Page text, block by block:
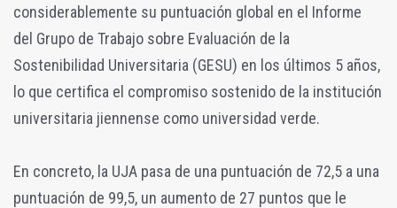
considerablemente su puntuación global en el Informe
del Grupo de Trabajo sobre Evaluación de la
Sostenibilidad Universitaria (GESU) en los últimos 5 años,
lo que certifica el compromiso sostenido de la institución
universitaria jiennense como universidad verde.
En concreto, la UJA pasa de una puntuación de 72,5 a una
puntuación de 99,5, un aumento de 27 puntos que le